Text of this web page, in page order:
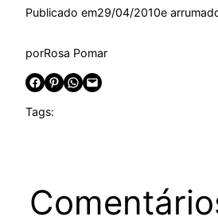
Publicado em29/04/2010e
porRosa Pomar
Share on Facebook Share on Pinterest Share on WhatsApp Email this Page
Tags: